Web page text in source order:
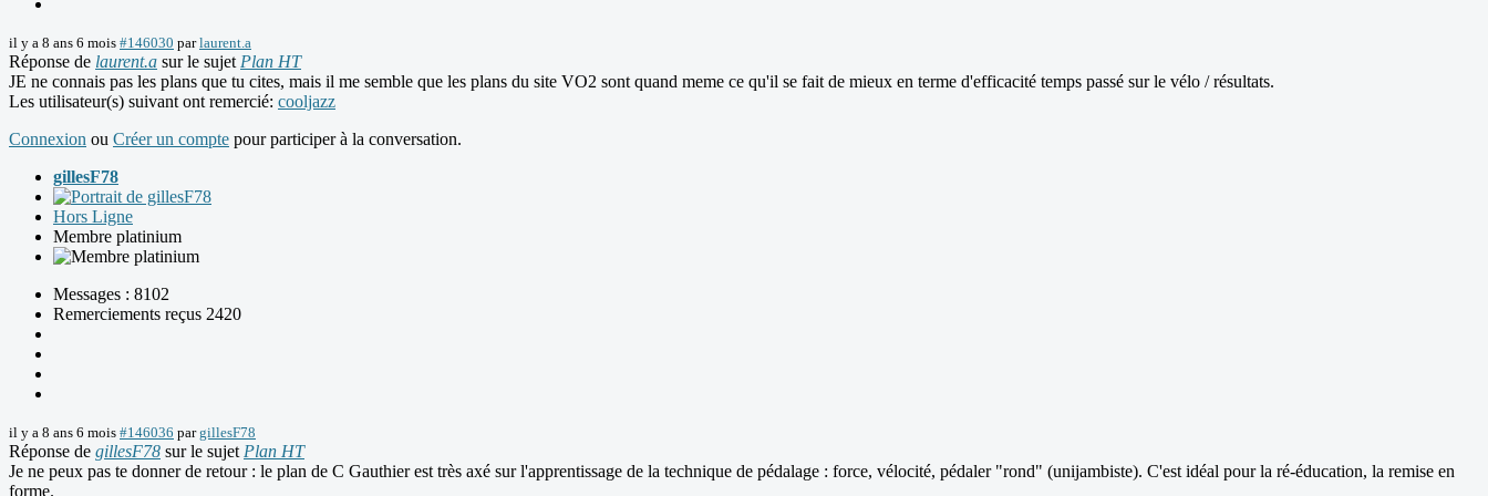
il y a 8 ans 6 mois #146030 parlaurent.a
Réponse de laurent.a sur le sujet Plan HT
JE ne connais pas les plans que tu cites, mais il me semble que les plans du site VO2 sont quand meme ce qu'il se fait de mieux en terme d'efficacité temps passé sur le vélo / résultats.
Les utilisateur(s) suivant ont remercié: cooljazz
Connexion ou Créer un compte pour participer à la conversation.
gillesF78
Hors Ligne
Membre platinium
Messages : 8102
Remerciements reçus 2420
il y a 8 ans 6 mois #146036 pargillesF78
Réponse de gillesF78 sur le sujet Plan HT
Je ne peux pas te donner de retour : le plan de C Gauthier est très axé sur l'apprentissage de la technique de pédalage : force, vélocité, pédaler "rond" (unijambiste). C'est idéal pour la ré-éducation, la remise en
forme.